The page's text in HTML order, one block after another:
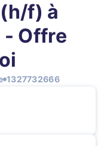
f) à
Offre
1327732666